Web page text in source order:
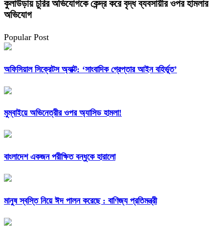
কুলাউড়ায় চুরির অভিযোগকে কেন্দ্র করে বৃদ্ধ ব্যবসায়ীর ওপর হামলার
অভিযোগ
Popular Post
অফিসিয়াল সিক্রেটস অ্যাক্ট: ‘সাংবাদিক গ্রেপ্তার আইন বহির্ভূত’
মুম্বাইয়ে অভিনেত্রীর ওপর অ্যাসিড হামলা!
বাংলাদেশ একজন পরীক্ষিত বন্ধুকে হারালো
মানুষ স্বস্তি নিয়ে ঈদ পালন করেছে : বাণিজ্য প্রতিমন্ত্রী